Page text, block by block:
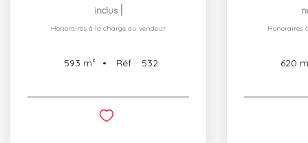
inclus
Honoraires à la charge du vendeur
593 m² Réf : 532
Honoraires
620